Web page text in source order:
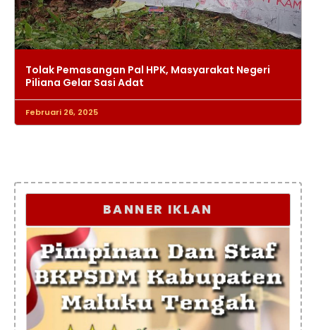
Tolak Pemasangan Pal HPK, Masyarakat Negeri
Piliana Gelar Sasi Adat
Februari 26, 2025
BANNER IKLAN